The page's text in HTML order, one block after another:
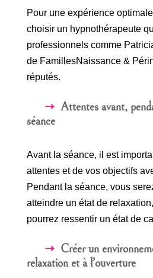
Pour une expérience
choisir un hypnothérapeute
professionnels comme
de FamillesNaissance &
réputés.
Attentes avant,
séance
Avant la séance, il est
attentes et de vos objectifs
Pendant la séance, vous
atteindre un état de
pourrez ressentir un état de
Créer un
relaxation et à l’ouverture